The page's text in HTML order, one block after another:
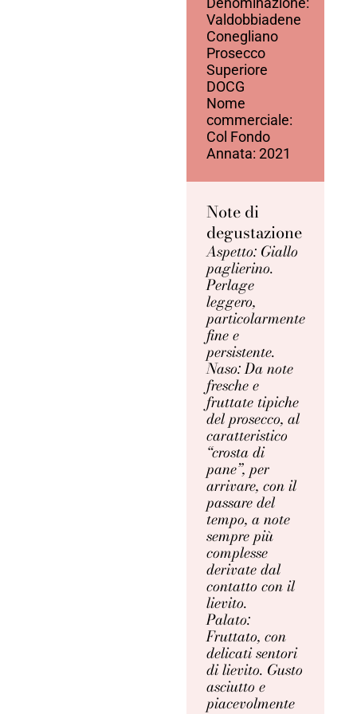
Valdobbiadene
Conegliano
Prosecco
Superiore
DOCG
Nome
commerciale:
Col Fondo
Annata: 2021
Note di
degustazione
Aspetto: Giallo
paglierino.
Perlage
leggero,
particolarmente
fine e
persistente.
Naso: Da note
fresche e
fruttate tipiche
del prosecco, al
caratteristico
“crosta di
pane”, per
arrivare, con il
passare del
tempo, a note
sempre più
complesse
derivate dal
contatto con il
lievito.
Palato:
Fruttato, con
delicati sentori
di lievito. Gusto
asciutto e
piacevolmente